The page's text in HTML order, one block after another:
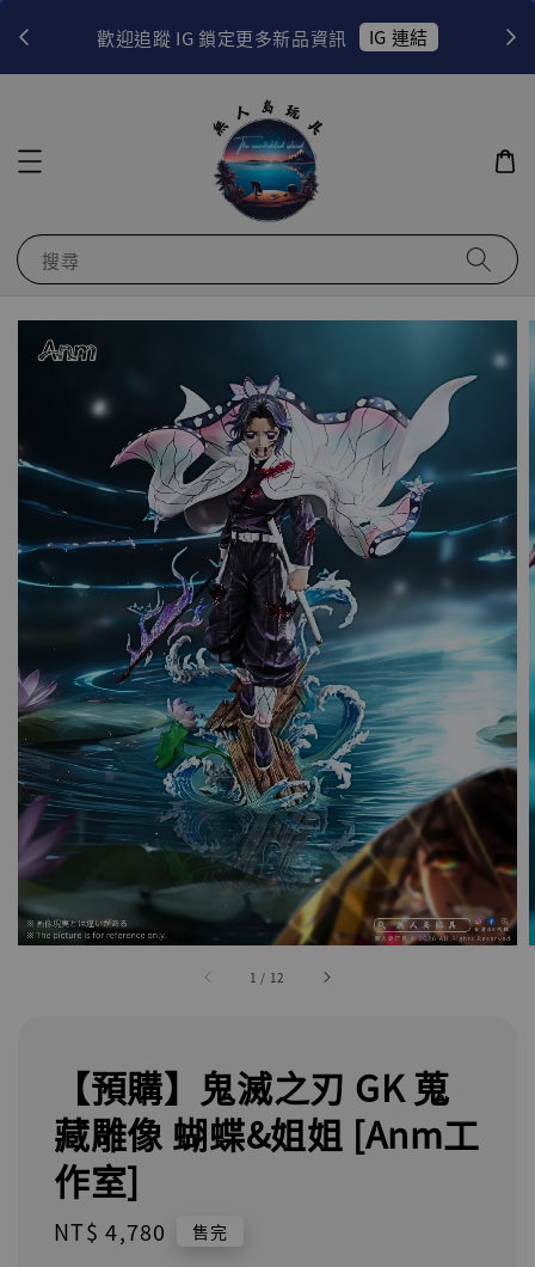
歡迎追蹤 IG 鎖定更多新品資訊 IG 連結
搜尋
1 / 12
【預購】鬼滅之刃 GK 蒐
藏雕像 蝴蝶&姐姐 [Anm工
作室]
Regular
NT$ 4,780 售完